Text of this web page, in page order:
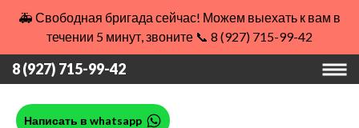
🚑 Свободная бригада сейчас! Можем выехать к вам в
течении 5 минут, звоните 📞 8 (927) 715-99-42
8 (927) 715-99-42
Написать в whatsapp